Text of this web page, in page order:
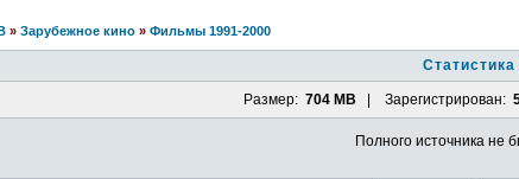
» Зарубежное кино » Фильмы 1991-2000
Размер: 704 MB | Зарегистрирован:
Полного источника не